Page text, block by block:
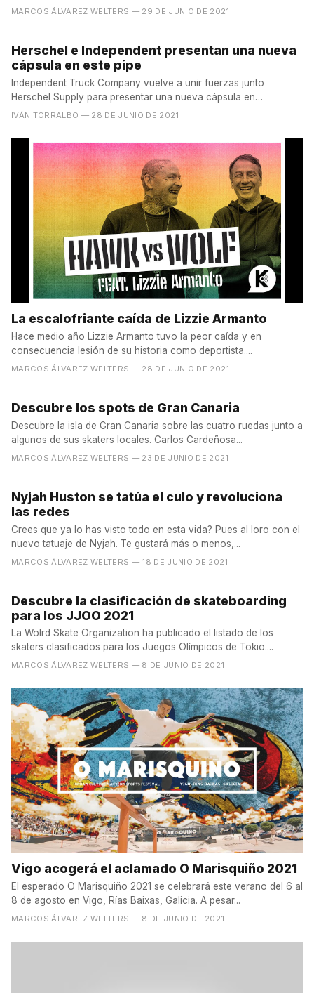
MARCOS ÁLVAREZ WELTERS — 29 DE JUNIO DE 2021
Herschel e Independent presentan una nueva
cápsula en este pipe
Independent Truck Company vuelve a unir fuerzas junto
Herschel Supply para presentar una nueva cápsula en
conjunto....
IVÁN TORRALBO — 28 DE JUNIO DE 2021
La escalofriante caída de Lizzie Armanto
Hace medio año Lizzie Armanto tuvo la peor caída y en
consecuencia lesión de su historia como deportista....
MARCOS ÁLVAREZ WELTERS — 28 DE JUNIO DE 2021
Descubre los spots de Gran Canaria
Descubre la isla de Gran Canaria sobre las cuatro ruedas junto a
algunos de sus skaters locales. Carlos Cardeñosa...
MARCOS ÁLVAREZ WELTERS — 23 DE JUNIO DE 2021
Nyjah Huston se tatúa el culo y revoluciona
las redes
Crees que ya lo has visto todo en esta vida? Pues al loro con el
nuevo tatuaje de Nyjah. Te gustará más o menos,...
MARCOS ÁLVAREZ WELTERS — 18 DE JUNIO DE 2021
Descubre la clasificación de skateboarding
para los JJOO 2021
La Wolrd Skate Organization ha publicado el listado de los
skaters clasificados para los Juegos Olímpicos de Tokio....
MARCOS ÁLVAREZ WELTERS — 8 DE JUNIO DE 2021
Vigo acogerá el aclamado O Marisquiño 2021
El esperado O Marisquiño 2021 se celebrará este verano del 6 al
8 de agosto en Vigo, Rías Baixas, Galicia. A pesar...
MARCOS ÁLVAREZ WELTERS — 8 DE JUNIO DE 2021